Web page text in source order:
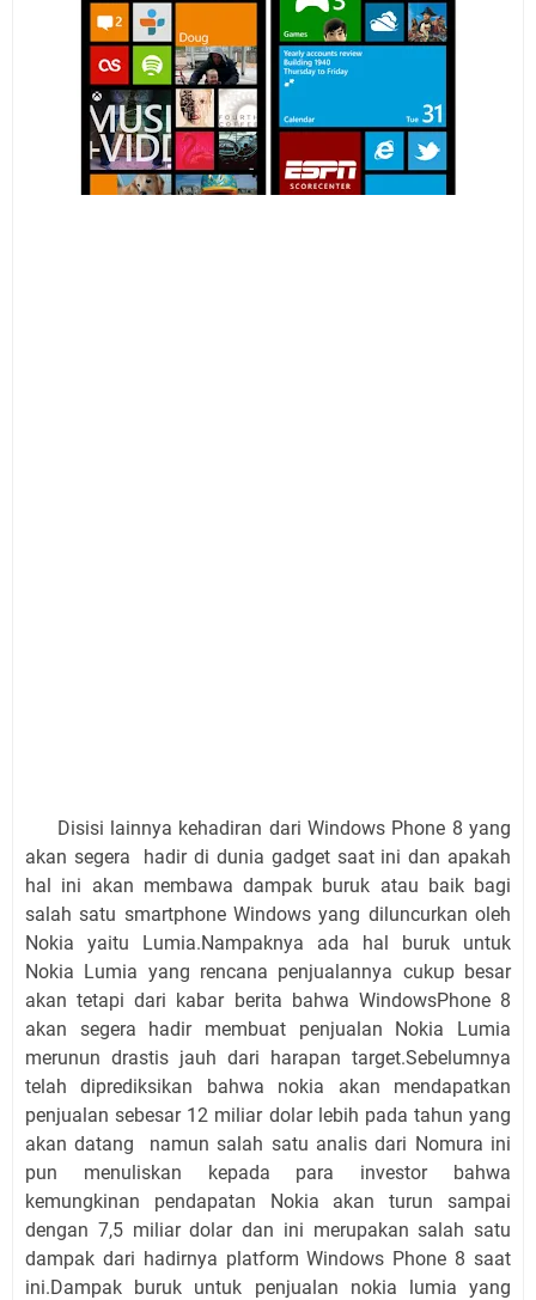
Disisi lainnya kehadiran dari Windows Phone 8 yang
akan segera hadir di dunia gadget saat ini dan apakah
hal ini akan membawa dampak buruk atau baik bagi
salah satu smartphone Windows yang diluncurkan oleh
Nokia yaitu Lumia.Nampaknya ada hal buruk untuk
Nokia Lumia yang rencana penjualannya cukup besar
akan tetapi dari kabar berita bahwa WindowsPhone 8
akan segera hadir membuat penjualan Nokia Lumia
merunun drastis jauh dari harapan target.Sebelumnya
telah diprediksikan bahwa nokia akan mendapatkan
penjualan sebesar 12 miliar dolar lebih pada tahun yang
akan datang namun salah satu analis dari Nomura ini
pun menuliskan kepada para investor bahwa
kemungkinan pendapatan Nokia akan turun sampai
dengan 7,5 miliar dolar dan ini merupakan salah satu
dampak dari hadirnya platform Windows Phone 8 saat
ini.Dampak buruk untuk penjualan nokia lumia yang